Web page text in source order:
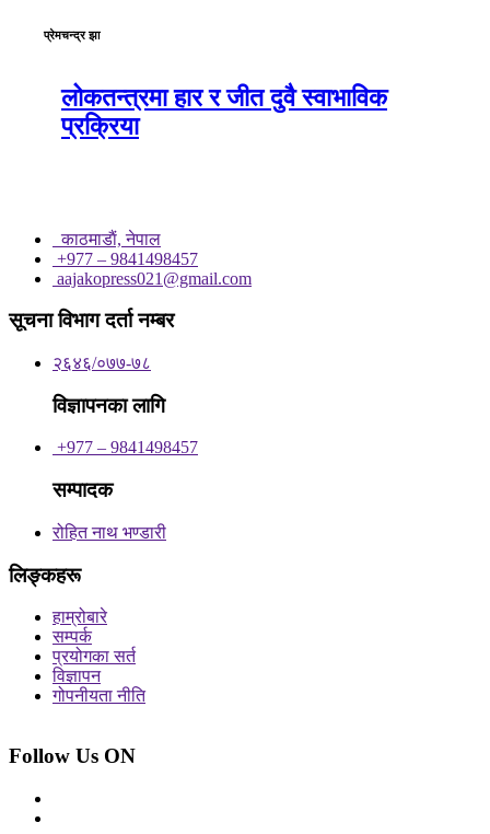
प्रेमचन्द्र झा
लोकतन्त्रमा हार र जीत दुवै स्वाभाविक
प्रक्रिया
काठमाडाैं, नेपाल
+977 – 9841498457
aajakopress021@gmail.com
सूचना विभाग दर्ता नम्बर
२६४६/०७७-७८
विज्ञापनका लागि
+977 – 9841498457
सम्पादक
रोहित नाथ भण्डारी
लिङ्कहरू
हाम्रोबारे
सम्पर्क
प्रयोगका सर्त
विज्ञापन
गोपनीयता नीति
Follow Us ON